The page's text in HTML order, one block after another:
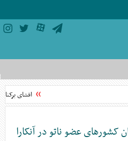
افشای
کشور‌های عضو ناتو در آنکارا